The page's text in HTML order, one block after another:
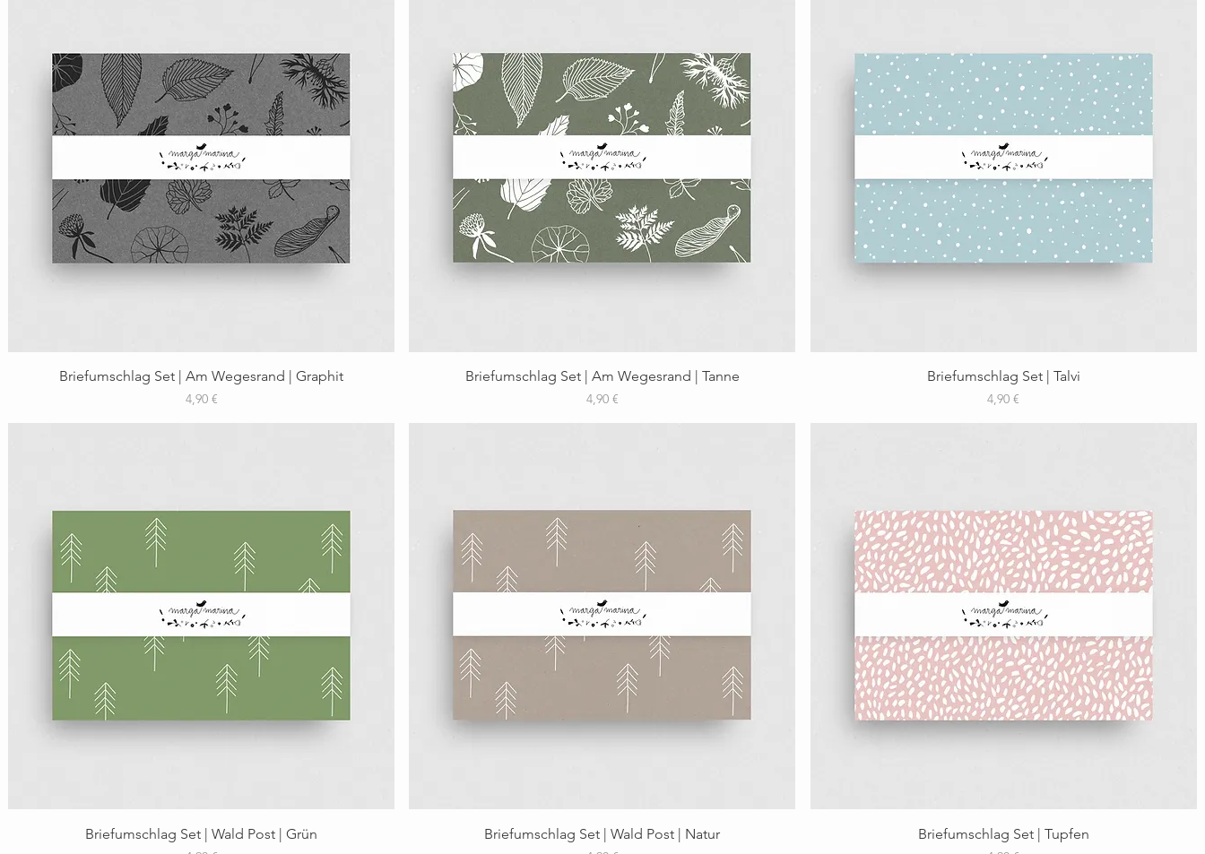
Schnellansicht
Briefumschlag Set | Am Wegesrand | Graphit
Preis
4,90 €
Schnellansicht
Briefumschlag Set | Am Wegesrand | Tanne
Preis
4,90 €
Schnellansicht
Briefumschlag Set | Talvi
Preis
4,90 €
Schnellansicht
Briefumschlag Set | Wald Post | Grün Schnellansicht
Briefumschlag Set | Wald Post | Natur Schnellansicht
Briefumschlag Set | Tupfen